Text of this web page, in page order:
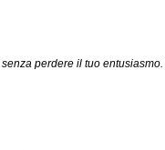
perdere il tuo entusiasmo.